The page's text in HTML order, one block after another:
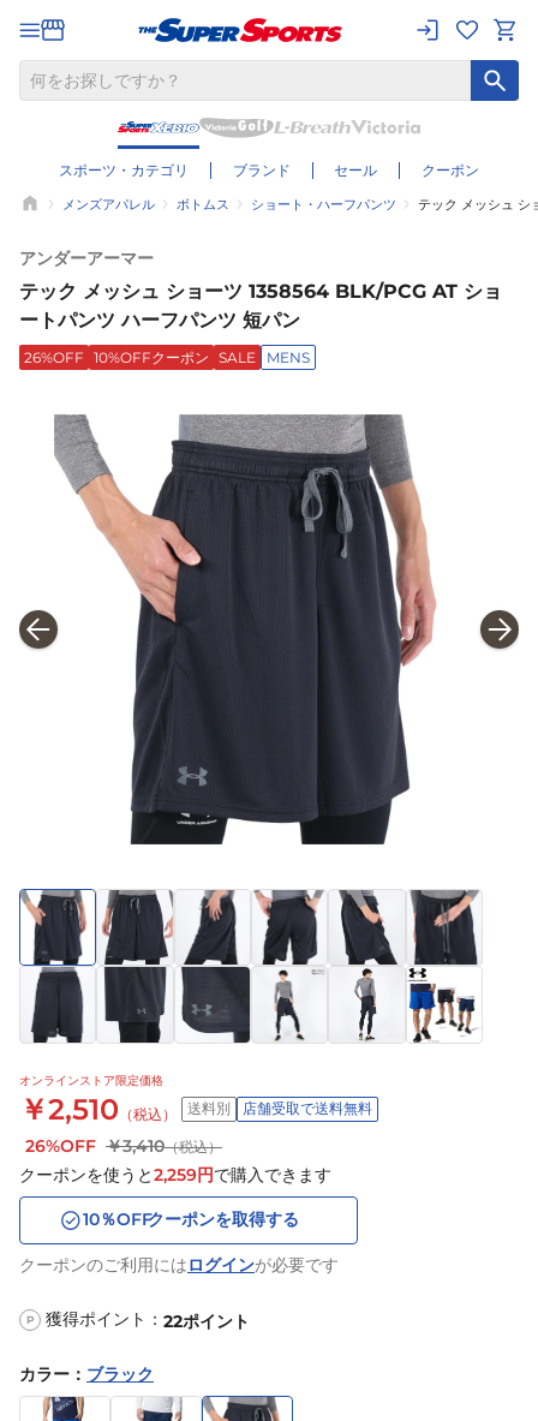
スポーツ・カテゴリ ブランド セール クーポン
メンズアパレル ボトムス ショート・ハーフパンツ テック メッシュ シ
アンダーアーマー
テック メッシュ ショーツ 1358564 BLK/PCG AT ショ
ートパンツ ハーフパンツ 短パン
26%OFF 10%OFFクーポン SALE MENS
オンラインストア限定価格
￥2,510 （税込） 送料別 店舗受取で送料無料
26%OFF ￥3,410（税込）
クーポンを使うと2,259円で購入できます
10％OFFクーポンを取得する
クーポンのご利用にはログインが必要です
P 獲得ポイント： 22ポイント
カラー ： ブラック